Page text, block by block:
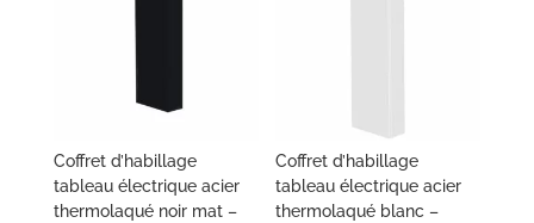
Coffret d’habillage
tableau électrique acier
thermolaqué noir mat –
Coffret d’habillage
tableau électrique acier
thermolaqué blanc –